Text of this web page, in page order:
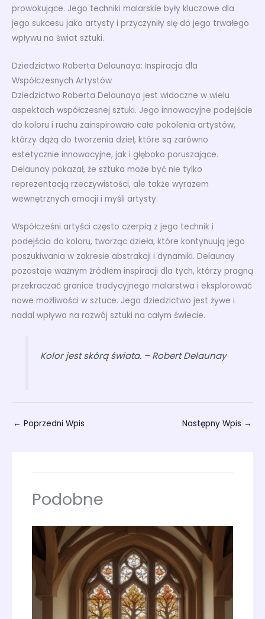
prowokujące. Jego techniki malarskie były kluczowe dla
jego sukcesu jako artysty i przyczyniły się do jego trwałego
wpływu na świat sztuki.
Dziedzictwo Roberta Delaunaya: Inspiracja dla
Współczesnych Artystów
Dziedzictwo Roberta Delaunaya jest widoczne w wielu
aspektach współczesnej sztuki. Jego innowacyjne podejście
do koloru i ruchu zainspirowało całe pokolenia artystów,
którzy dążą do tworzenia dzieł, które są zarówno
estetycznie innowacyjne, jak i głęboko poruszające.
Delaunay pokazał, że sztuka może być nie tylko
reprezentacją rzeczywistości, ale także wyrazem
wewnętrznych emocji i myśli artysty.
Współcześni artyści często czerpią z jego technik i
podejścia do koloru, tworząc dzieła, które kontynuują jego
poszukiwania w zakresie abstrakcji i dynamiki. Delaunay
pozostaje ważnym źródłem inspiracji dla tych, którzy pragną
przekraczać granice tradycyjnego malarstwa i eksplorować
nowe możliwości w sztuce. Jego dziedzictwo jest żywe i
nadal wpływa na rozwój sztuki na całym świecie.
Kolor jest skórą świata. – Robert Delaunay
← Poprzedni Wpis Następny Wpis →
Podobne